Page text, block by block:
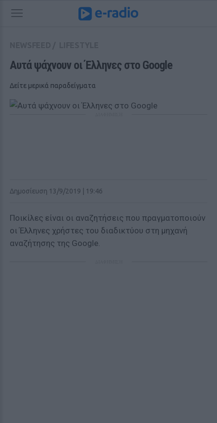
Αυτά ψάχνουν οι Έλληνες στο Google
Δείτε μερικά παραδείγματα
Δημοσίευση 13/9/2019 | 19:46
Ποικίλες είναι οι αναζητήσεις που πραγματοποιούν
οι Έλληνες χρήστες του διαδικτύου στη μηχανή
αναζήτησης της Google.